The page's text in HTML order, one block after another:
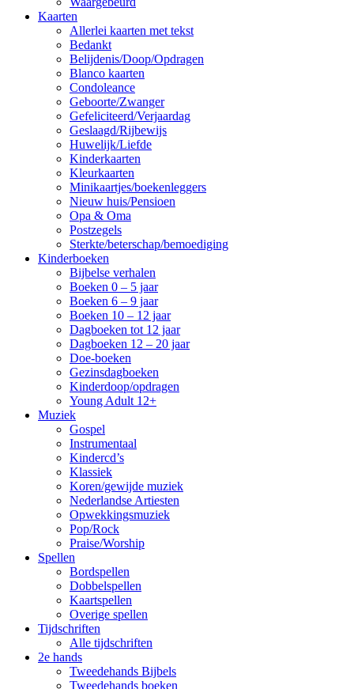
Kaarten
Allerlei kaarten met tekst
Bedankt
Belijdenis/Doop/Opdragen
Blanco kaarten
Condoleance
Geboorte/Zwanger
Gefeliciteerd/Verjaardag
Geslaagd/Rijbewijs
Huwelijk/Liefde
Kinderkaarten
Kleurkaarten
Minikaartjes/boekenleggers
Nieuw huis/Pensioen
Opa & Oma
Postzegels
Sterkte/beterschap/bemoediging
Kinderboeken
Bijbelse verhalen
Boeken 0 – 5 jaar
Boeken 6 – 9 jaar
Boeken 10 – 12 jaar
Dagboeken tot 12 jaar
Dagboeken 12 – 20 jaar
Doe-boeken
Gezinsdagboeken
Kinderdoop/opdragen
Young Adult 12+
Muziek
Gospel
Instrumentaal
Kindercd’s
Klassiek
Koren/gewijde muziek
Nederlandse Artiesten
Opwekkingsmuziek
Pop/Rock
Praise/Worship
Spellen
Bordspellen
Dobbelspellen
Kaartspellen
Overige spellen
Tijdschriften
Alle tijdschriften
2e hands
Tweedehands Bijbels
Tweedehands boeken